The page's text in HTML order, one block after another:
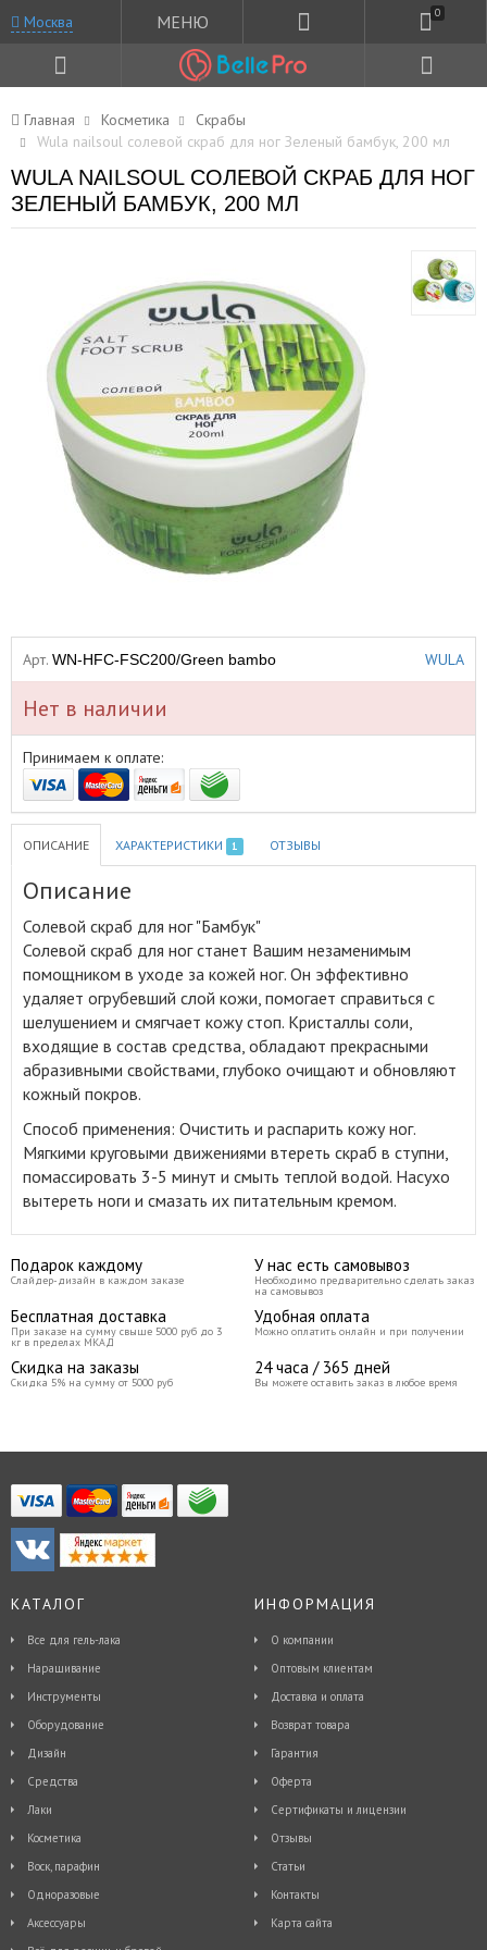
Москва МЕНЮ 0
Главная Косметика
Скрабы
Wula nailsoul солевой скраб для ног Зеленый бамбук, 200 мл
WULA NAILSOUL СОЛЕВОЙ СКРАБ ДЛЯ НОГ
ЗЕЛЕНЫЙ БАМБУК, 200 МЛ
Арт. WN-HFC-FSC200/Green bambo WULA
Нет в наличии
Принимаем к оплате:
ОПИСАНИЕ ХАРАКТЕРИСТИКИ 1 ОТЗЫВЫ
Описание
Солевой скраб для ног "Бамбук"
Солевой скраб для ног станет Вашим незаменимым
помощником в уходе за кожей ног. Он эффективно
удаляет огрубевший слой кожи, помогает справиться с
шелушением и смягчает кожу стоп. Кристаллы соли,
входящие в состав средства, обладают прекрасными
абразивными свойствами, глубоко очищают и обновляют
кожный покров.
Способ применения: Очистить и распарить кожу ног.
Мягкими круговыми движениями втереть скраб в ступни,
помассировать 3-5 минут и смыть теплой водой. Насухо
вытереть ноги и смазать их питательным кремом.
Подарок каждому
Слайдер-дизайн в каждом заказе
У нас есть самовывоз
Необходимо предварительно сделать заказ
на самовывоз
Бесплатная доставка
При заказе на сумму свыше 5000 руб до 3
кг в пределах МКАД
Удобная оплата
Можно оплатить онлайн и при получении
Скидка на заказы
Скидка 5% на сумму от 5000 руб
24 часа / 365 дней
Вы можете оставить заказ в любое время
КАТАЛОГ
Все для гель-лака
Наращивание
Инструменты
Оборудование
Дизайн
Средства
Лаки
Косметика
Воск, парафин
Одноразовые
Аксессуары
ИНФОРМАЦИЯ
О компании
Оптовым клиентам
Доставка и оплата
Возврат товара
Гарантия
Оферта
Сертификаты и лицензии
Отзывы
Статьи
Контакты
Карта сайта